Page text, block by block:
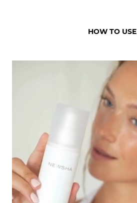
HOW TO USE